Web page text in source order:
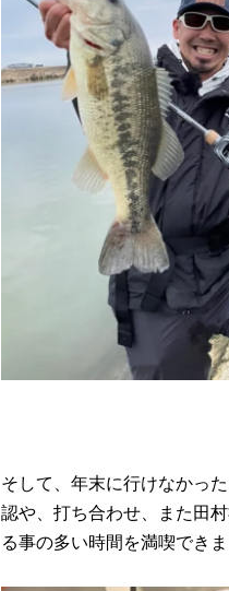
そして、年末に行けなかっ
認や、打ち合わせ、また田
る事の多い時間を満喫できま